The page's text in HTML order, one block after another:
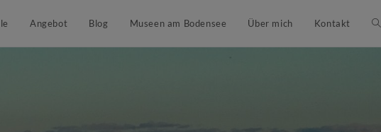
Angebot Blog Museen am Bodensee Über mich Kontakt